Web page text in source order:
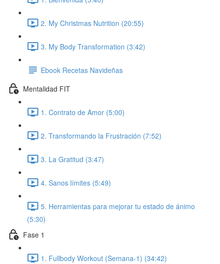
2. My Christmas Nutrition (20:55)
3. My Body Transformation (3:42)
Ebook Recetas Navideñas
Mentalidad FIT
1. Contrato de Amor (5:00)
2. Transformando la Frustración (7:52)
3. La Gratitud (3:47)
4. Sanos límites (5:49)
5. Herramientas para mejorar tu estado de ánimo
(5:30)
Fase 1
1. Fullbody Workout (Semana-1) (34:42)